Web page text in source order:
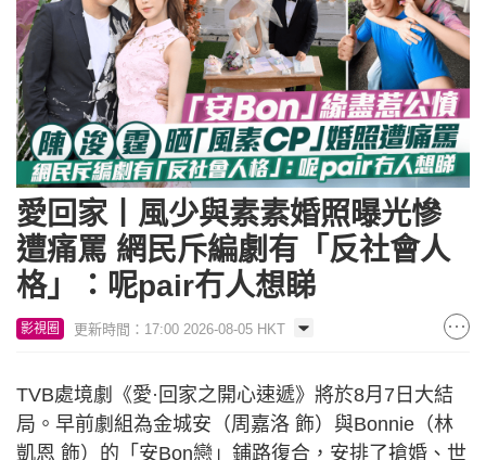
愛回家丨風少與素素婚照曝光慘
遭痛罵 網民斥編劇有「反社會人
格」：呢pair冇人想睇
影視圈 更新時間：17:00 2026-08-05 HKT
TVB處境劇《愛·回家之開心速遞》將於8月7日大結
局。早前劇組為金城安（周嘉洛 飾）與Bonnie（林
凱恩 飾）的「安Bon戀」鋪路復合，安排了搶婚、世